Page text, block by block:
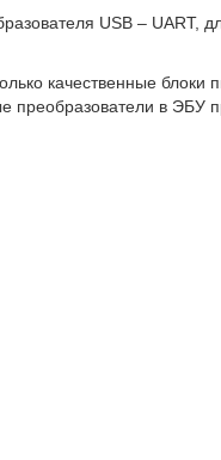
USB – UART,
качественные блоки
преобразователи в ЭБУ